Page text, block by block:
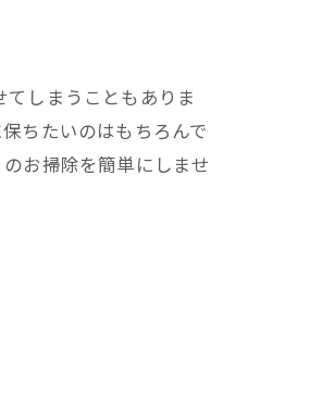
しまうこともありま
ちたいのはもちろんで
お掃除を簡単にしませ